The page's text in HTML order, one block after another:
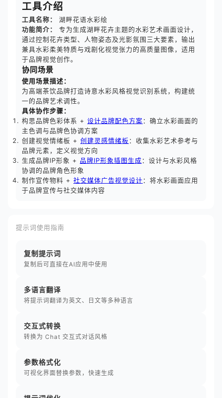
工具介绍
工具名称：
湖畔花语水彩绘
功能简介：
专为生成湖畔花卉主题的水彩艺术画面设计，
通过控制花卉类型、人物姿态及光影氛围三大要素，输出
兼具水彩柔美特质与戏剧化视觉张力的高质量图像，适用
于品牌视觉创作。
协同场景
使用场景描述：
为高端茶饮品牌打造诗意水彩风格视觉识别系统，构建统
一的品牌艺术调性。
具体协作步骤：
构思品牌色彩体系 + 设计品牌配色方案：确立水彩画面的
主色调与品牌色协调方案
创建视觉情绪板 + 创建灵感情绪板 ：收集水彩艺术参考与
品牌元素，定义视觉方向
生成品牌IP形象 + 品牌IP形象插图生成：设计与水彩风格
协调的品牌角色形象
制作宣传物料 + 社交媒体广告视觉设计：将水彩画面应用
于品牌宣传与社交媒体内容
提示词使用指南
复制提示词
复制后可直接在AI应用中使用
多语言翻译
将提示词翻译为英文、日文等多种语言
交互式转换
转换为 Chat 交互式对话风格
参数格式化
可视化界面替换参数，快速生成